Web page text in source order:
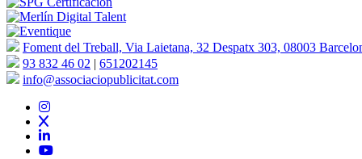
Foment del Treball, Via Laietana, 32 Despatx 303, 08003
93 832 46 02
651202145
info@associaciopublicitat.com